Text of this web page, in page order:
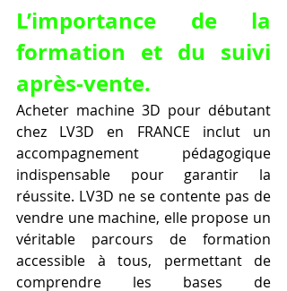
L’importance de la
formation et du suivi
après-vente.
Acheter machine 3D pour débutant
chez LV3D en FRANCE inclut un
accompagnement pédagogique
indispensable pour garantir la
réussite. LV3D ne se contente pas de
vendre une machine, elle propose un
véritable parcours de formation
accessible à tous, permettant de
comprendre les bases de